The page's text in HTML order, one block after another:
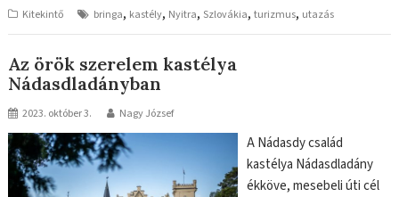
Kitekintő bringa, kastély, Nyitra, Szlovákia,turizmus, utazás
Az örök szerelem kastélya
Nádasdladányban
2023. október 3. Nagy József
A Nádasdy család
kastélya Nádasdladány
ékköve, mesebeli úti cél